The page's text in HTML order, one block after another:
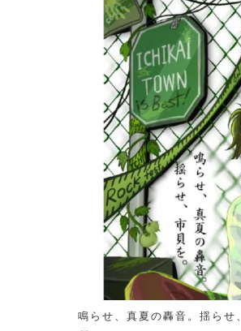
鳴らせ、真夏の轟音。揺らせ